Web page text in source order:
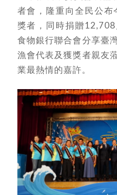
者會，隆重向全民公
獎者，同時捐贈
食物銀行聯合會分享臺
漁會代表及獲獎者親友
業最熱情的嘉許。